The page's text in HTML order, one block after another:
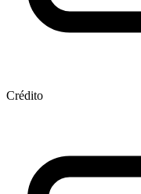
Crédito